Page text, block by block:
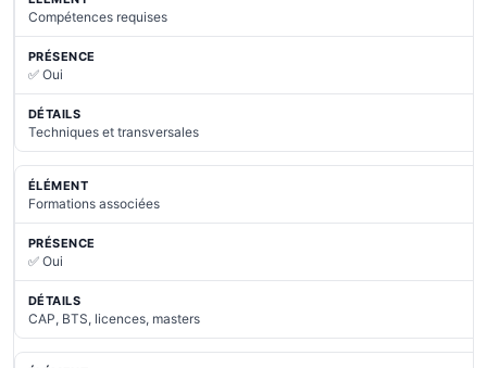
Compétences requises
✅ Oui
Techniques et transversales
Formations associées
✅ Oui
CAP, BTS, licences, masters